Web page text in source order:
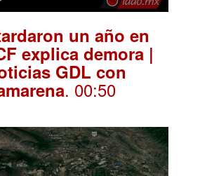
un año en
explica demora |
GDL con
. 00:50